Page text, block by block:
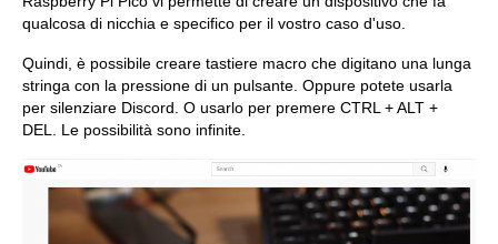
qualcosa di nicchia e specifico per il vostro caso d'uso.
Quindi, è possibile creare tastiere macro che digitano una lunga
stringa con la pressione di un pulsante. Oppure potete usarla
per silenziare Discord. O usarlo per premere CTRL + ALT +
DEL. Le possibilità sono infinite.